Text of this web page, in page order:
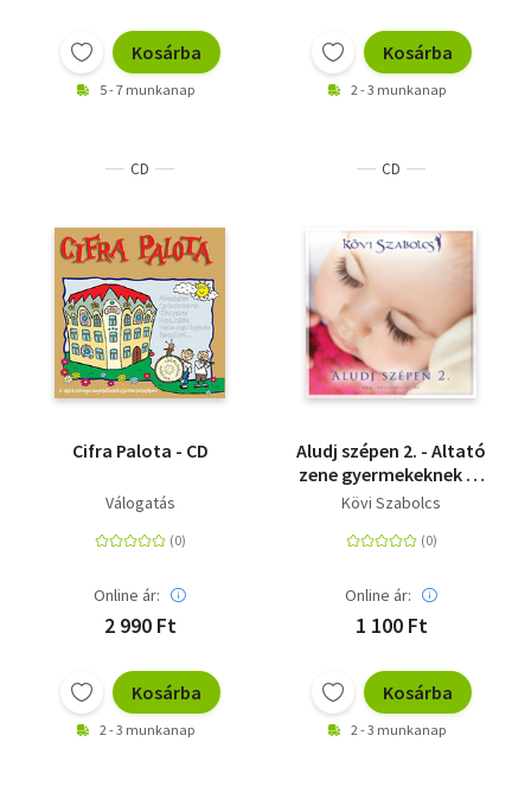
Kosárba
5 - 7 munkanap
Kosárba
2 - 3 munkanap
CD
Cifra Palota - CD
Válogatás
Online ár:
2 990 Ft
Kosárba
2 - 3 munkanap
CD
Aludj szépen 2. - Altató
zene gyermekeknek 12
éves korig - karton
Kövi Szabolcs
Online ár:
1 100 Ft
Kosárba
2 - 3 munkanap